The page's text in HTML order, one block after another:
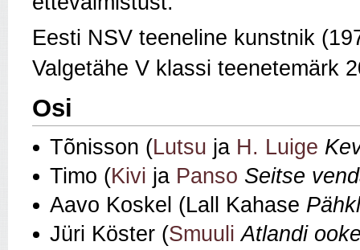
Eesti NSV teeneline kunstnik
Valgetähe V klassi teenetemärk
Osi
Tõnisson (Lutsu ja H. Luige
Timo (Kivi ja Panso Seitse
Aavo Koskel (Lall Kahase
Jüri Köster (Smuuli Atlandi